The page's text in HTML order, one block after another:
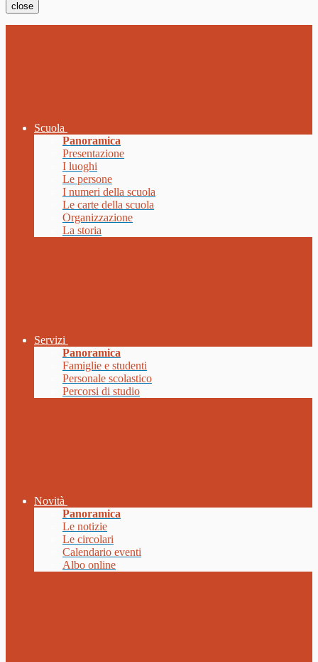
close
Scuola
Panoramica
Presentazione
I luoghi
Le persone
I numeri della scuola
Le carte della scuola
Organizzazione
La storia
Servizi
Panoramica
Famiglie e studenti
Personale scolastico
Percorsi di studio
Novità
Panoramica
Le notizie
Le circolari
Calendario eventi
Albo online